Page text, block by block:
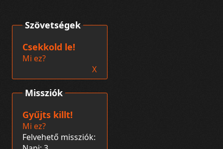
Missziók
Gyűjts killt!
Mi ez?
Felvehető missziók:
Szövetségek
Csekkold le!
Mi ez?
X